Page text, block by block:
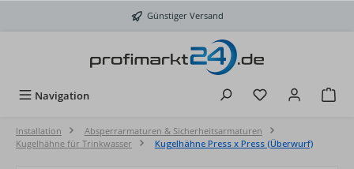
Günstiger Versand
Navigation Du hast 0
Installation
Absperrarmaturen & Sicherheitsarmaturen
Kugelhähne für Trinkwasser
Kugelhähne Press x Press (Überwurf)